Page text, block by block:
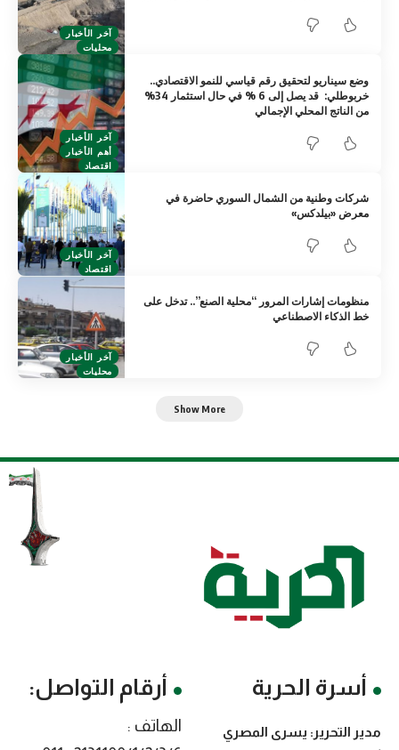
آخر الأخبار
محليات
آخر الأخبار
أهم الأخبار
اقتصاد
وضع سيناريو لتحقيق رقم قياسي للنمو الاقتصادي..
خربوطلي: قد يصل إلى 6 % في حال استثمار 34%
من الناتج المحلي الإجمالي
آخر الأخبار
اقتصاد
شركات وطنية من الشمال السوري حاضرة في
معرض «بيلدكس»
آخر الأخبار
محليات
منظومات إشارات المرور “محلية الصنع”.. تدخل على
خط الذكاء الاصطناعي
Show More
أسرة الحرية
مدير التحرير: يسرى المصري
أرقام التواصل:
الهاتف :